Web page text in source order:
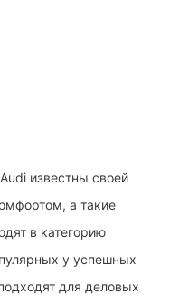
известны своей
а такие
в категорию
у успешных
для деловых